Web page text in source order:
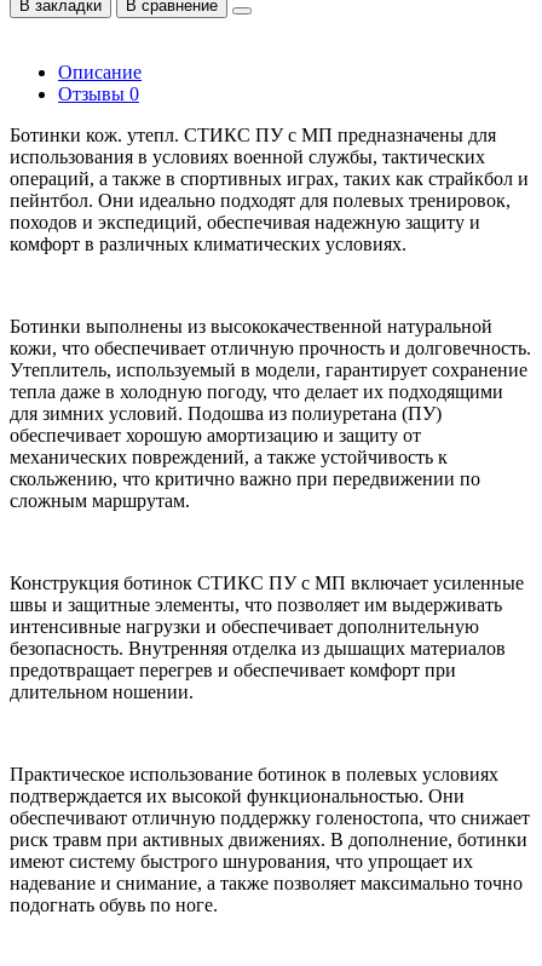
В закладки В сравнение
Описание
Отзывы 0
Ботинки кож. утепл. СТИКС ПУ с МП предназначены для
использования в условиях военной службы, тактических
операций, а также в спортивных играх, таких как страйкбол и
пейнтбол. Они идеально подходят для полевых тренировок,
походов и экспедиций, обеспечивая надежную защиту и
комфорт в различных климатических условиях.
Ботинки выполнены из высококачественной натуральной
кожи, что обеспечивает отличную прочность и долговечность.
Утеплитель, используемый в модели, гарантирует сохранение
тепла даже в холодную погоду, что делает их подходящими
для зимних условий. Подошва из полиуретана (ПУ)
обеспечивает хорошую амортизацию и защиту от
механических повреждений, а также устойчивость к
скольжению, что критично важно при передвижении по
сложным маршрутам.
Конструкция ботинок СТИКС ПУ с МП включает усиленные
швы и защитные элементы, что позволяет им выдерживать
интенсивные нагрузки и обеспечивает дополнительную
безопасность. Внутренняя отделка из дышащих материалов
предотвращает перегрев и обеспечивает комфорт при
длительном ношении.
Практическое использование ботинок в полевых условиях
подтверждается их высокой функциональностью. Они
обеспечивают отличную поддержку голеностопа, что снижает
риск травм при активных движениях. В дополнение, ботинки
имеют систему быстрого шнурования, что упрощает их
надевание и снимание, а также позволяет максимально точно
подогнать обувь по ноге.